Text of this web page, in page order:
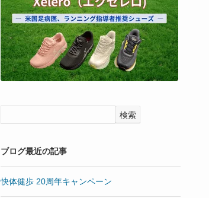
検索
ブログ最近の記事
快体健歩 20周年キャンペーン